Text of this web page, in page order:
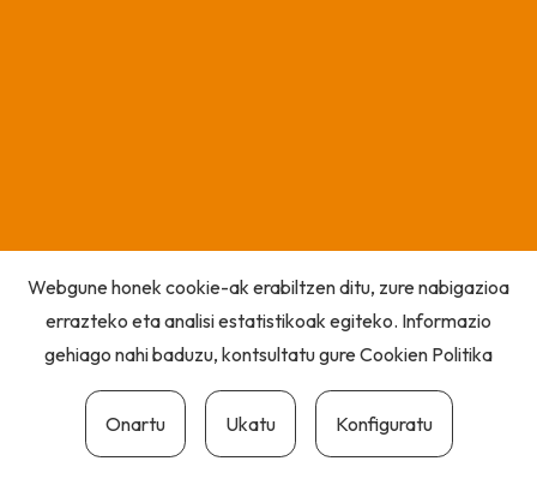
Webgune honek cookie-ak erabiltzen ditu, zure nabigazioa
errazteko eta analisi estatistikoak egiteko. Informazio
gehiago nahi baduzu, kontsultatu gureCookien Politika
Onartu Ukatu Konfiguratu